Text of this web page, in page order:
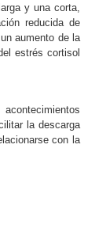
y una corta,
reducida de
aumento de la
estrés cortisol
la descarga
con la